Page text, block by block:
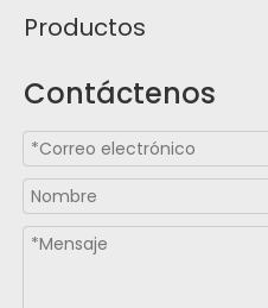
Productos
Contáctenos